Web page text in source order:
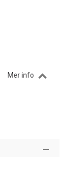
Mer info